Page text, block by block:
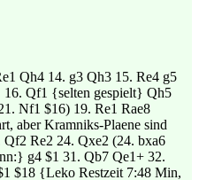
Qh4 14. g3 Qh3 15. Re4 g5
16. Qf1 {selten gespielt} Qh5
Nf1 $16) 19. Re1 Rae8
aber Kramniks-Plaene sind
Re2 24. Qxe2 (24. bxa6
g4 $1 31. Qb7 Qe1+ 32.
$18 {Leko Restzeit 7:48 Min,